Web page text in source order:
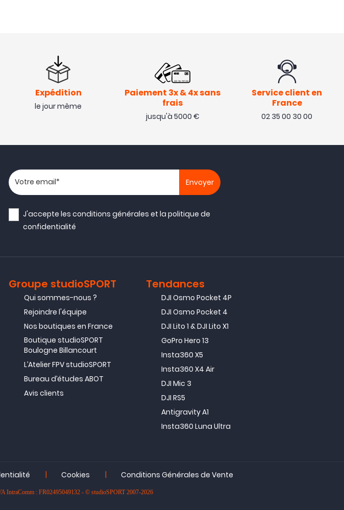
Expédition
le jour même
Paiement 3x & 4x sans
frais
jusqu'à 5000 €
Service client en
France
02 35 00 30 00
Votre adresse email
J'accepte lesconditions générales et lapolitique de
confidentialité
Groupe studioSPORT
Qui sommes-nous ?
Rejoindre l'équipe
Nos boutiques en France
Boutique studioSPORT
Boulogne Billancourt
L’Atelier FPV studioSPORT
Bureau d’études ABOT
Avis clients
Tendances
DJI Osmo Pocket 4P
DJI Osmo Pocket 4
DJI Lito 1 & DJI Lito X1
GoPro Hero 13
Insta360 X5
Insta360 X4 Air
DJI Mic 3
DJI RS5
Antigravity A1
Insta360 Luna Ultra
| Cookies | Conditions Générales de Vente
IntraComm : FR02495049132 - © studioSPORT 2007-2026